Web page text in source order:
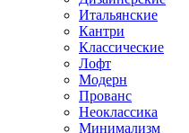
Итальянские
Кантри
Классические
Лофт
Модерн
Прованс
Неоклассика
Минимализм